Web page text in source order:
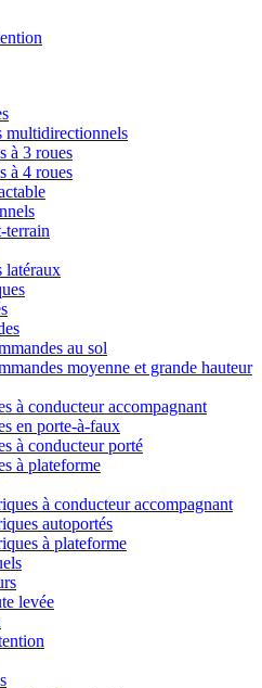
multidirectionnels
à 3 roues
à 4 roues
terrain
latéraux
au sol
moyenne et grande hauteur
à conducteur accompagnant
en porte-à-faux
à conducteur porté
à plateforme
à conducteur accompagnant
autoportés
à plateforme
levée